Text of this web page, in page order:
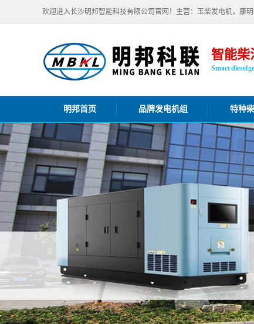
欢迎进入长沙明邦智能科技有限公司官网！主营：玉柴发电机，康
智能柴
Smart diesel
明邦首页 品牌发电机组 特种